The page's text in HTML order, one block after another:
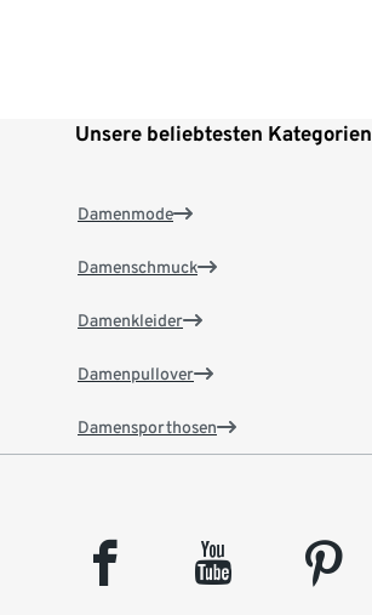
Unsere beliebtesten Kategorien
Damenmode
Damenschmuck
Damenkleider
Damenpullover
Damensporthosen
facebook youtube pinterest